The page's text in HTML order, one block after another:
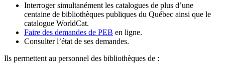
Interroger simultanément les catalogues de plus d’une
centaine de bibliothèques publiques du Québec ainsi que le
catalogue WorldCat.
Faire des demandes de PEB en ligne.
Consulter l’état de ses demandes.
Ils permettent au personnel des bibliothèques de :